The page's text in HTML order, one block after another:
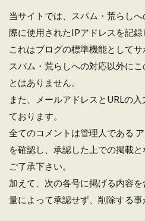
当サイトでは、スパム・荒らし
際に使用されたIPアドレスを記録
これはブログの標準機能としてサ
スパム・荒らしへの対応以外に
とはありません。
また、メールアドレスとURLの
ております。
全てのコメントは管理人である
を確認し、承認した上での掲載
ご了承下さい。
加えて、次の各号に掲げる内容
量によって承認せず、削除する事